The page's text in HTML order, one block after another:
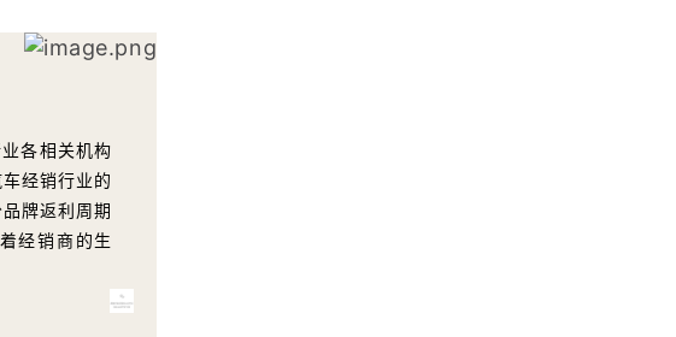
各相关机构
经销行业的
牌返利周期
经销商的生